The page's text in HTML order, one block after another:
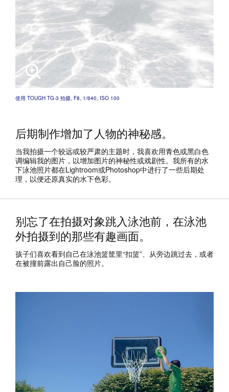
使用 TOUGH TG-3 拍摄, F8, 1/640, ISO 100
后期制作增加了人物的神秘感。
当我拍摄一个较远或较严肃的主题时，我喜欢用青色或黑白色
调编辑我的图片，以增加图片的神秘性或戏剧性。我所有的水
下泳池照片都在Lightroom或Photoshop中进行了一些后期处
理，以便还原真实的水下色彩。
别忘了在拍摄对象跳入泳池前，在泳池
外拍摄到的那些有趣画面。
孩子们喜欢看到自己在泳池篮筐里“扣篮”、从旁边跳过去，或者
在被撞前露出自己脸的照片。